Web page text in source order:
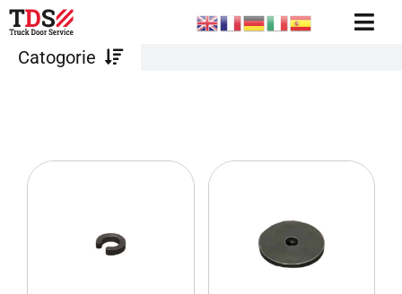
Ga
naar
inhoud
CONFIGURATOR
ACCOUNT / INLOG
Catogorie
Rolhouders